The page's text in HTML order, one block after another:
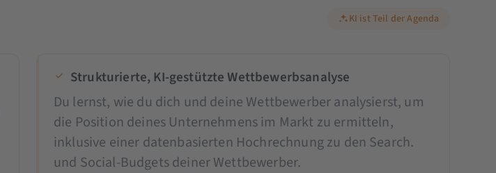
KI ist Teil der Agenda
Strukturierte, KI-gestützte Wettbewerbsanalyse
Du lernst, wie du dich und deine Wettbewerber analysierst, um
die Position deines Unternehmens im Markt zu ermitteln,
inklusive einer datenbasierten Hochrechnung zu den Search.
und Social-Budgets deiner Wettbewerber.